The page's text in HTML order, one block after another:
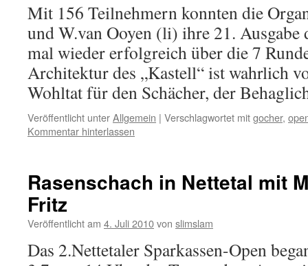
Mit 156 Teilnehmern konnten die
und W.van Ooyen (li) ihre 21. Ausgabe
mal wieder erfolgreich über die 7
Architektur des „Kastell“ ist wahrlich
Wohltat für den Schächer, der
Veröffentlicht unterAllgemein | Verschlagwortet mitgocher,
Kommentar hinterlassen
Rasenschach in Nettetal mit
Fritz
Veröffentlicht am 4. Juli 2010von slimslam
Das 2.Nettetaler Sparkassen-Open